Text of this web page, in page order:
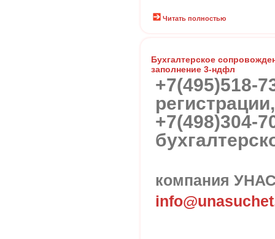
Читать полностью
Бухгалтерское
заполнение 3-ндфл
+7(495)518-
+7(498)304-
компания